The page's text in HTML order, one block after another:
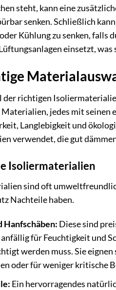
steht, kann eine
senken. Schließlich
Kühlung zu senken, falls
einsetzt,
der richtigen
jedes mit seinen
Langlebigkeit und
verwendet, die gut
Isoliermaterialien
sind oft
Nachteile haben.
Hanfschäben: Diese sind
für Feuchtigkeit und
werden muss. Sie
oder für weniger kritische
Ein hervorragendes